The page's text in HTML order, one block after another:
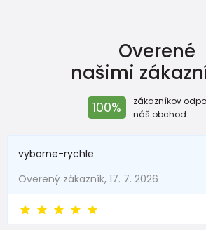
Overené
našimi
100%
zákazníkov
náš obchod
vyborne-rychle
Overený zákazník, 17. 7. 2026